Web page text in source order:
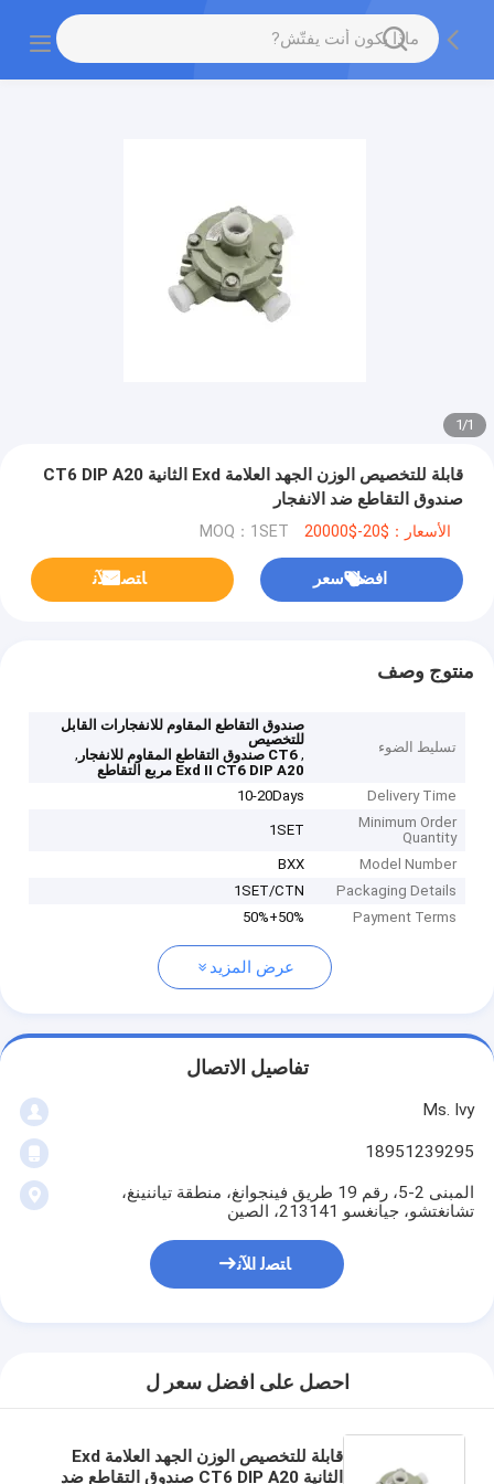
1
/
1
قابلة للتخصيص الوزن الجهد العلامة Exd الثانية CT6 DIP A20
صندوق التقاطع ضد الانفجار
الأسعار：$20-$20000 MOQ：1SET
افضل سعر ﺎﺘﺼﻟ ﺍﻶﻧ
منتوج وصف
تسليط الضوء
صندوق التقاطع المقاوم للانفجارات القابل
للتخصيص
,CT6 صندوق التقاطع المقاوم للانفجار
,
Exd II CT6 DIP A20 مربع التقاطع
Delivery Time
10-20Days
Minimum Order
Quantity
1SET
Model Number
BXX
Packaging Details
1SET/CTN
Payment Terms
50%+50%
عرض المزيد
تفاصيل الاتصال
Ms. Ivy
18951239295
المبنى 2-5، رقم 19 طريق فينجوانغ، منطقة تياننينغ،
تشانغتشو، جيانغسو 213141، الصين
ﺎﺘﺼﻟ ﺍﻶﻧ
احصل على افضل سعر ل
قابلة للتخصيص الوزن الجهد العلامة Exd
الثانية CT6 DIP A20 صندوق التقاطع ضد